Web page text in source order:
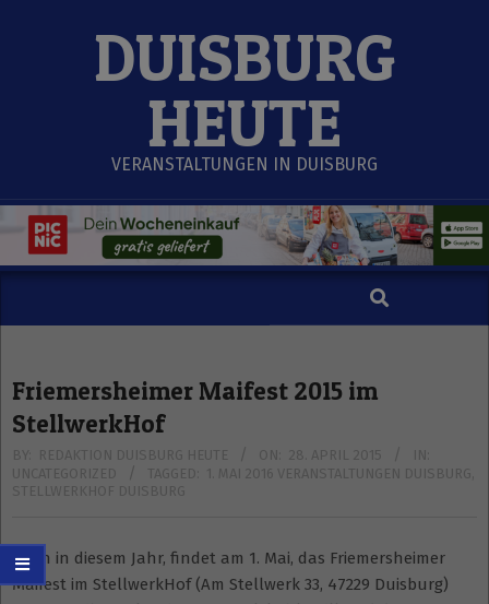
DUISBURG
HEUTE
VERANSTALTUNGEN IN DUISBURG
Search
Friemersheimer Maifest 2015 im
StellwerkHof
BY: REDAKTION DUISBURG HEUTE ON: 28. APRIL 2015
IN:
UNCATEGORIZED
TAGGED: 1. MAI 2016 VERANSTALTUNGEN DUISBURG
STELLWERKHOF DUISBURG
Auch in diesem Jahr, findet am 1. Mai, das Friemersheimer
Maifest im StellwerkHof (Am Stellwerk 33, 47229 Duisburg)